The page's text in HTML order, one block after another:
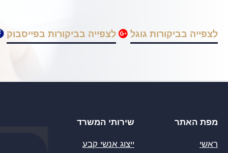
לצפייה בביקורות גוגל לצפייה בביקורות בפייסבוק
מפת האתר
ראשי
שירותי המשרד
ייצוג אנשי קבע